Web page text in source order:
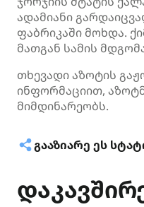
ადამიანი
ფაბრიკაში მოხდა.
მათგან სამის
თხევადი აზოტის
ინფორმაციით,
მიმდინარეობს.
ᲒᲐᲐᲖᲘᲐᲠᲔ ᲔᲡ